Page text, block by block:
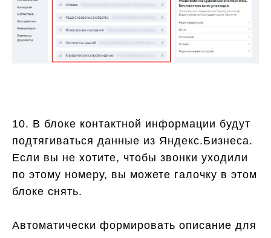
10. В блоке контактной информации будут
подтягиваться данные из Яндекс.Бизнеса.
Если вы не хотите, чтобы звонки уходили
по этому номеру, вы можете галочку в этом
блоке снять.
Автоматически формировать описание для